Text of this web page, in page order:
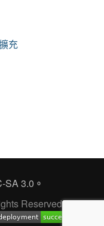
充
SA 3.0 。
Reserved Ver.